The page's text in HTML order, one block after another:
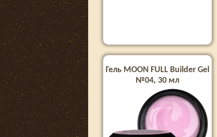
Гель MOON FULL Builder Gel
№04, 30 мл